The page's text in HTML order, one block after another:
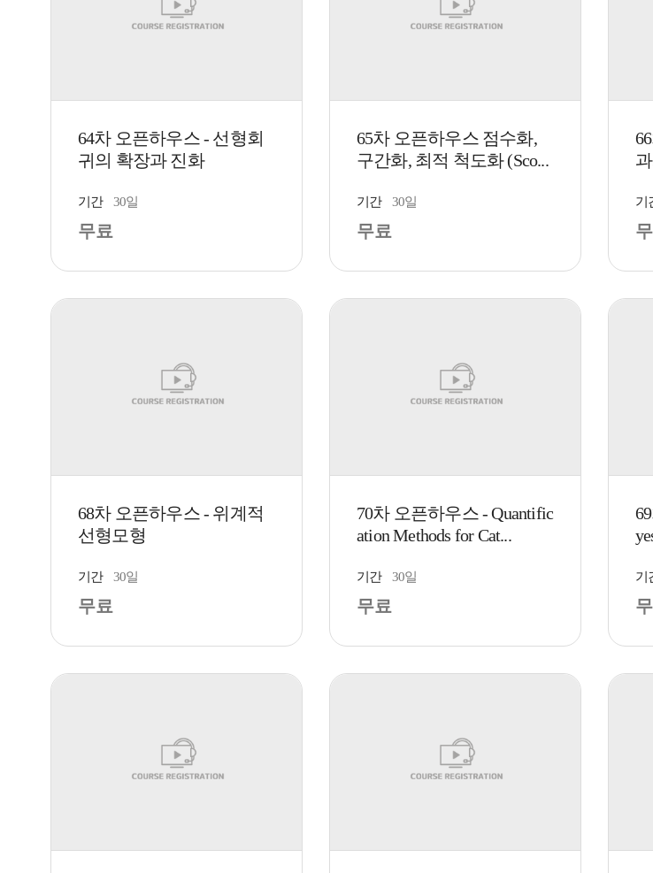
64차 오픈하우스 - 선형회
귀의 확장과 진화
기간 30일
무료
65차 오픈하우스 점수화,
구간화, 최적 척도화 (Sco...
기간 30일
무료
기
68차 오픈하우스 - 위계적
선형모형
기간 30일
무료
70차 오픈하우스 - Quantific
ation Methods for Cat...
기간 30일
무료
기